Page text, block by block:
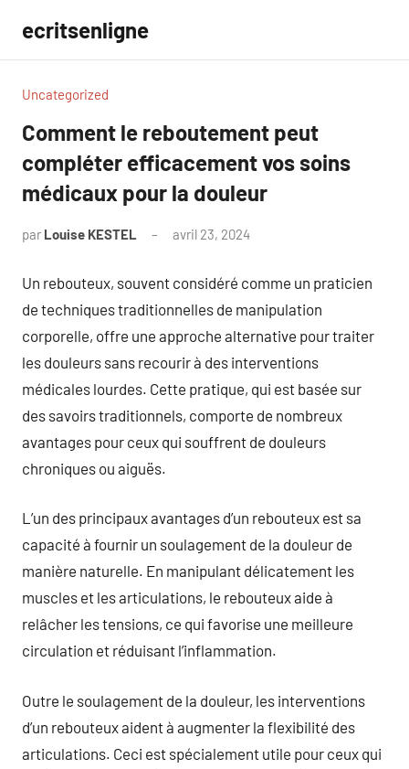
contenu
ecritsenligne
Uncategorized
Comment le reboutement peut
compléter efficacement vos soins
médicaux pour la douleur
par Louise KESTEL avril 23, 2024
Un rebouteux, souvent considéré comme un praticien
de techniques traditionnelles de manipulation
corporelle, offre une approche alternative pour traiter
les douleurs sans recourir à des interventions
médicales lourdes. Cette pratique, qui est basée sur
des savoirs traditionnels, comporte de nombreux
avantages pour ceux qui souffrent de douleurs
chroniques ou aiguës.
L’un des principaux avantages d’un rebouteux est sa
capacité à fournir un soulagement de la douleur de
manière naturelle. En manipulant délicatement les
muscles et les articulations, le rebouteux aide à
relâcher les tensions, ce qui favorise une meilleure
circulation et réduisant l’inflammation.
Outre le soulagement de la douleur, les interventions
d’un rebouteux aident à augmenter la flexibilité des
articulations. Ceci est spécialement utile pour ceux qui